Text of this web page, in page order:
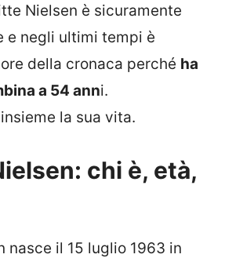
Nielsen è sicuramente
e negli ultimi tempi è
della cronaca perché ha
a 54 anni.
la sua vita.
chi è, età,
nasce il 15 luglio 1963 in